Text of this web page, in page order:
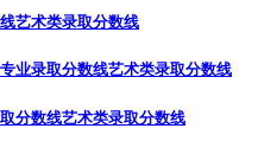
艺术类录取分数线
业录取分数线艺术类录取分数线
分数线艺术类录取分数线